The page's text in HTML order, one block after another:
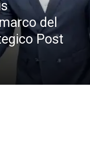
del
Post